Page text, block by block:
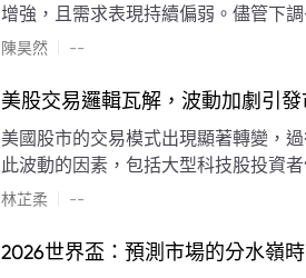
增強，且需求表現持續偏弱。儘管下
蘭特原油均價為每桶90美元。該行認
其影響低於預期，二季度的全球供應
口受阻持續，2026年底油價可能升至
若供應快速恢復且需求進一步走弱，
美元。
陳昊然 --
美股交易邏輯瓦解，波動加劇引
美國股市的交易模式出現顯著轉變，
此波動的因素，包括大型科技股投資
矛盾信號。專家意見顯示，雙向交易
點：** * **交易邏輯轉變：** 順勢做多的市場邏輯已瓦解，市場走向變得難以預測。 * **科技股信心減弱：**
林芷柔 --
2026世界盃：預測市場的分水嶺